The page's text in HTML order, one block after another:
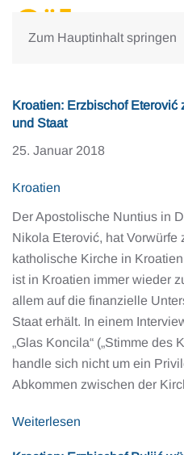
Zum Hauptinhalt springen
Kroatien: Erzbischof Eterović
und Staat
25. Januar 2018
Kroatien
Der Apostolische Nuntius in
Nikola Eterović, hat
katholische Kirche in
ist in Kroatien immer wieder
allem auf die finanzielle
Staat erhält. In einem
„Glas Koncila“ („Stimme des
handle sich nicht um ein
Abkommen zwischen der
Weiterlesen